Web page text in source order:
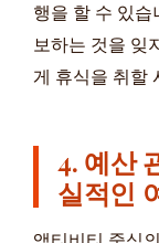
행을 할 수 있
보하는 것을 잊
게 휴식을 취할
4. 예산
실적인